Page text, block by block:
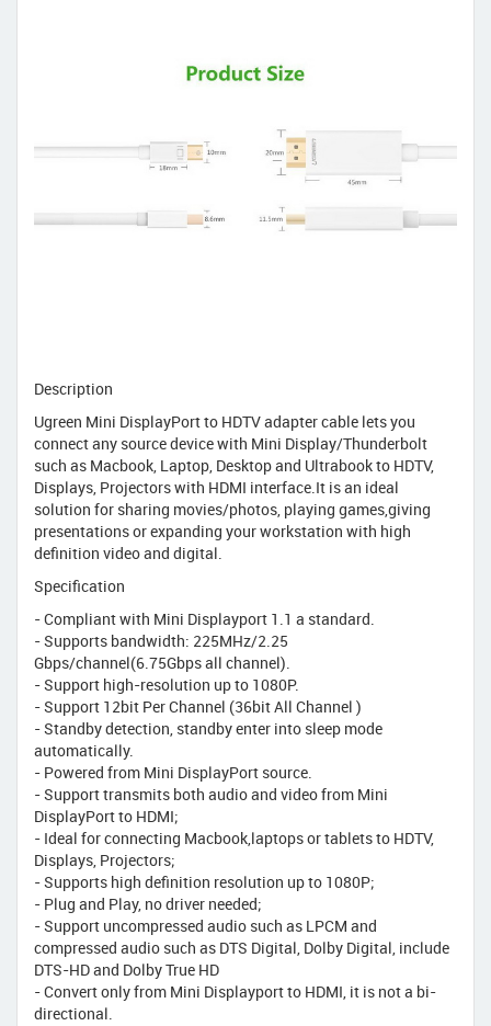
Description
Ugreen Mini DisplayPort to HDTV adapter cable lets you
connect any source device with Mini Display/Thunderbolt
such as Macbook, Laptop, Desktop and Ultrabook to HDTV,
Displays, Projectors with HDMI interface.It is an ideal
solution for sharing movies/photos, playing games,giving
presentations or expanding your workstation with high
definition video and digital.
Specification
- Compliant with Mini Displayport 1.1 a standard.
- Supports bandwidth: 225MHz/2.25
Gbps/channel(6.75Gbps all channel).
- Support high-resolution up to 1080P.
- Support 12bit Per Channel (36bit All Channel )
- Standby detection, standby enter into sleep mode
automatically.
- Powered from Mini DisplayPort source.
- Support transmits both audio and video from Mini
DisplayPort to HDMI;
- Ideal for connecting Macbook,laptops or tablets to HDTV,
Displays, Projectors;
- Supports high definition resolution up to 1080P;
- Plug and Play, no driver needed;
- Support uncompressed audio such as LPCM and
compressed audio such as DTS Digital, Dolby Digital, include
DTS-HD and Dolby True HD
- Convert only from Mini Displayport to HDMI, it is not a bi-
directional.